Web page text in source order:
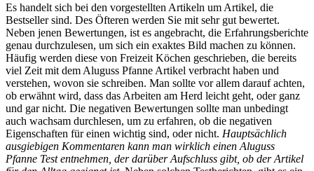
Es handelt sich bei den vorgestellten Artikeln um Artikel, die
Bestseller sind. Des Öfteren werden Sie mit sehr gut bewertet.
Neben jenen Bewertungen, ist es angebracht, die Erfahrungsberichte
genau durchzulesen, um sich ein exaktes Bild machen zu können.
Häufig werden diese von Freizeit Köchen geschrieben, die bereits
viel Zeit mit dem Aluguss Pfanne Artikel verbracht haben und
verstehen, wovon sie schreiben. Man sollte vor allem darauf achten,
ob erwähnt wird, dass das Arbeiten am Herd leicht geht, oder ganz
und gar nicht. Die negativen Bewertungen sollte man unbedingt
auch wachsam durchlesen, um zu erfahren, ob die negativen
Eigenschaften für einen wichtig sind, oder nicht. Hauptsächlich
ausgiebigen Kommentaren kann man wirklich einen Aluguss
Pfanne Test entnehmen, der darüber Aufschluss gibt, ob der Artikel